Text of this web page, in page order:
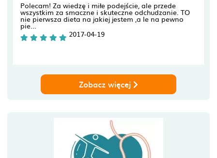
Polecam! Za wiedzę i miłe podejście, ale przede
wszystkim za smaczne i skuteczne odchudzanie. TO
nie pierwsza dieta na jakiej jestem ,a le na pewno
pie...
2017-04-19
Zobacz więcej